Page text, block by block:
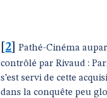
2
Pathé-Cinéma
contrôlé par Rivaud :
s’est servi de cette
dans la conquête peu